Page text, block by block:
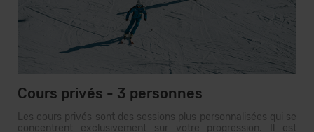
Cours privés - 3 personnes
Les cours privés sont des sessions plus personnalisées qui se
concentrent exclusivement sur votre progression. Il est